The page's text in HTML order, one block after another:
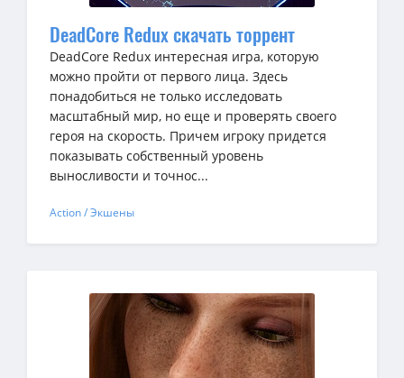
DeadCore Redux скачать торрент
DeadCore Redux интересная игра, которую
можно пройти от первого лица. Здесь
понадобиться не только исследовать
масштабный мир, но еще и проверять своего
героя на скорость. Причем игроку придется
показывать собственный уровень
выносливости и точнос...
Action / Экшены